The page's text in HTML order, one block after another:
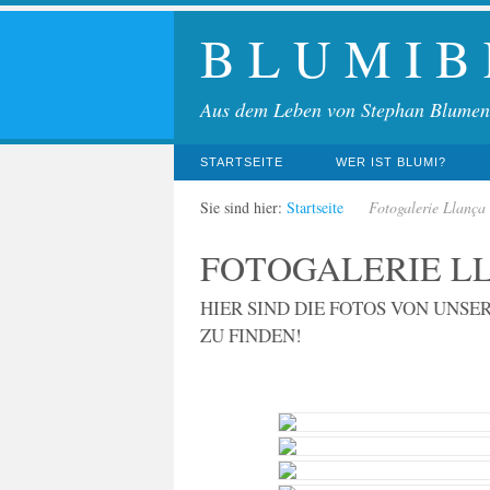
B L U M I B
Aus dem Leben von Stephan
STARTSEITE WER IST BLUMI?
Sie sind hier: Startseite Fotogalerie Llança
FOTOGALERIE
HIER SIND DIE FOTOS VON
ZU FINDEN!